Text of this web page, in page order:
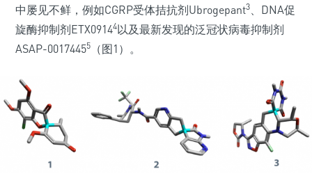
中屡见不鲜，例如CGRP受体拮抗剂Ubrogepant3、DNA促
旋酶抑制剂ETX09144以及最新发现的泛冠状病毒抑制剂
ASAP-00174455 （图1）。